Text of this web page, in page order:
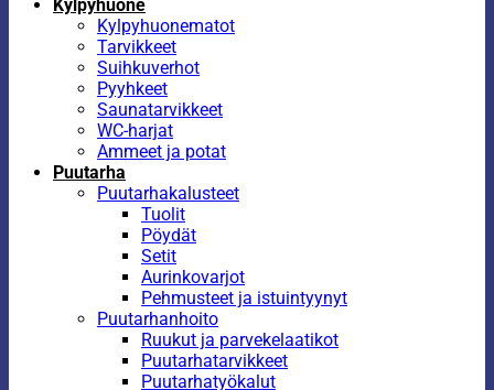
Kylpyhuone
Kylpyhuonematot
Tarvikkeet
Suihkuverhot
Pyyhkeet
Saunatarvikkeet
WC-harjat
Ammeet ja potat
Puutarha
Puutarhakalusteet
Tuolit
Pöydät
Setit
Aurinkovarjot
Pehmusteet ja istuintyynyt
Puutarhanhoito
Ruukut ja parvekelaatikot
Puutarhatarvikkeet
Puutarhatyökalut